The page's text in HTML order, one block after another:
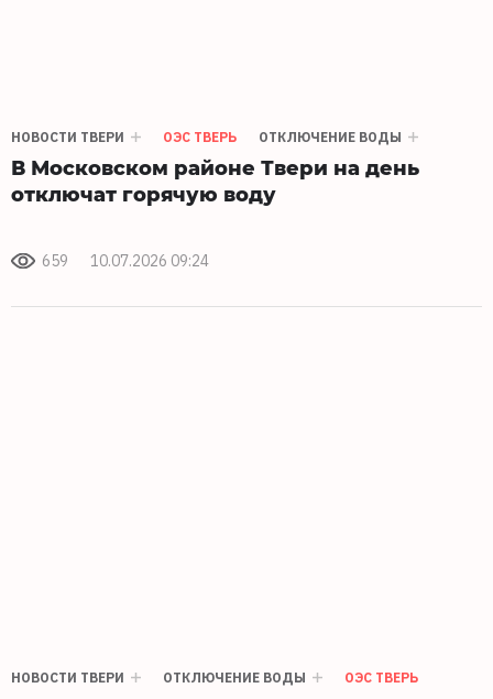
НОВОСТИ ТВЕРИ ОЭС ТВЕРЬ ОТКЛЮЧЕНИЕ ВОДЫ
В Московском районе Твери на день
отключат горячую воду
659 10.07.2026 09:24
НОВОСТИ ТВЕРИ ОТКЛЮЧЕНИЕ ВОДЫ ОЭС ТВЕРЬ